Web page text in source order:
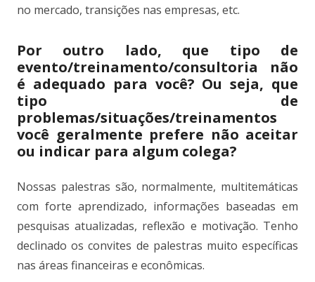
no mercado, transições nas empresas, etc.
Por outro lado, que tipo de
evento/treinamento/consultoria não
é adequado para você? Ou seja, que
tipo de
problemas/situações/treinamentos
você geralmente prefere não aceitar
ou indicar para algum colega?
Nossas palestras são, normalmente, multitemáticas
com forte aprendizado, informações baseadas em
pesquisas atualizadas, reflexão e motivação. Tenho
declinado os convites de palestras muito específicas
nas áreas financeiras e econômicas.